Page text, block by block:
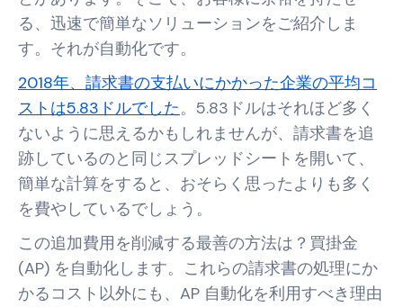
る、迅速で簡単なソリューションをご紹介しま
す。それが自動化です。
2018年、請求書の支払いにかかった企業の平均コ
ストは5.83ドルでした。5.83ドルはそれほど多く
ないように思えるかもしれませんが、請求書を追
跡しているのと同じスプレッドシートを開いて、
簡単な計算をすると、おそらく思ったよりも多く
を費やしているでしょう。
この追加費用を削減する最善の方法は？買掛金
(AP) を自動化します。これらの請求書の処理にか
かるコスト以外にも、AP 自動化を利用すべき理由